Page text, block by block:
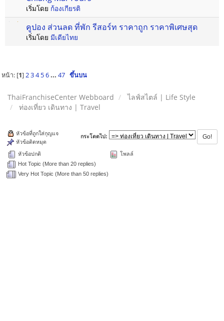
เริ่มโดย ก้องเกียรติ
คูปอง ส่วนลด ที่พัก รีสอร์ท ราคาถูก ราคาพิเศษสุด
เริ่มโดย มีเดียไทย
หน้า: [1]2 3 4 5 6 ... 47 ขึ้นบน
ThaiFranchiseCenter Webboard
ไลฟ์สไตล์ | Life Style
ท่องเที่ยว เดินทาง | Travel
กระโดดไป:
หัวข้อปกติ
Hot Topic (More than 20 replies)
Very Hot Topic (More than 50 replies)
หัวข้อที่ถูกใส่กุญแจ
หัวข้อติดหมุด
โพลล์